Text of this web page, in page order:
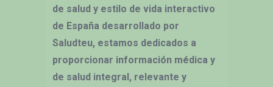
de salud y estilo de vida interactivo
de España desarrollado por
Saludteu, estamos dedicados a
proporcionar información médica y
de salud integral, relevante y